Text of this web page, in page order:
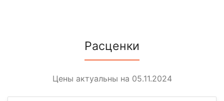
Расценки
Цены актуальны на 05.11.2024